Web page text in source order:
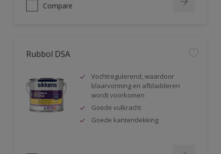
Compare
Rubbol DSA
Vochtregulerend, waardoor
blaarvorming en afbladderen
wordt voorkomen
Goede vulkracht
Goede kantendekking